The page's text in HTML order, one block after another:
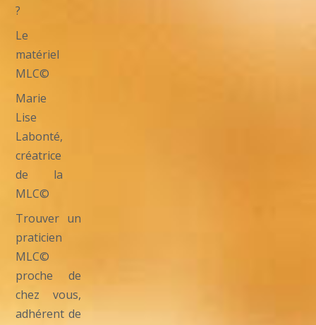
?
Le
matériel
MLC©
Marie
Lise
Labonté,
créatrice
de la
MLC©
Trouver un
praticien
MLC©
proche de
chez vous,
adhérent de